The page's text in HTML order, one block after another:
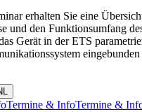
erhalten Sie eine
und den Funktionsumfang
Gerät in der ETS
Termine & InfoTermine &